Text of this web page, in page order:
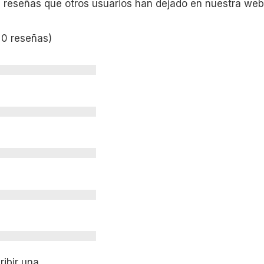
que otros usuarios han dejado en nuestra
reseñas)